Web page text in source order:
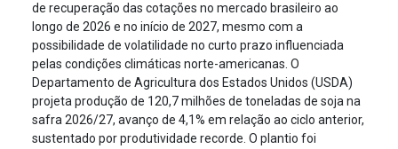
de recuperação das cotações no mercado brasileiro ao
longo de 2026 e no início de 2027, mesmo com a
possibilidade de volatilidade no curto prazo influenciada
pelas condições climáticas norte-americanas. O
Departamento de Agricultura dos Estados Unidos (USDA)
projeta produção de 120,7 milhões de toneladas de soja na
safra 2026/27, avanço de 4,1% em relação ao ciclo anterior,
sustentado por produtividade recorde. O plantio foi